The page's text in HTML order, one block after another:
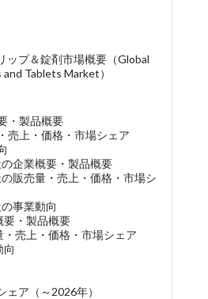
ップ＆錠剤市場概要（Global
Tablets Market）
・製品概要
売上・価格・市場シェア
企業概要・製品概要
販売量・売上・価格・市場シ
事業動向
・製品概要
売上・価格・市場シェア
向
ア（～2026年）